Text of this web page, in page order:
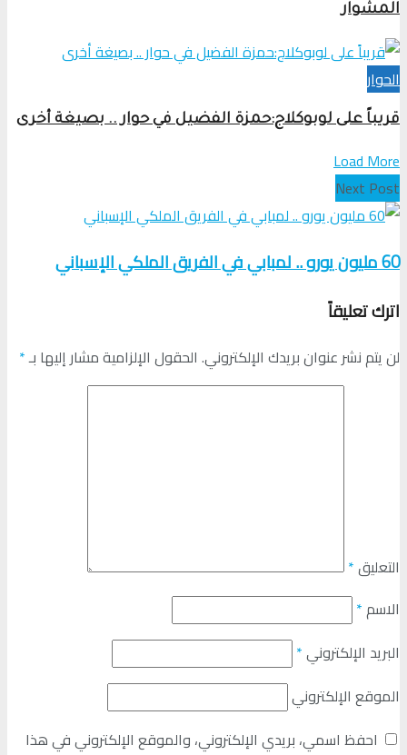
المشوار
الحوار
قريباً على لوبوكلاج:حمزة الفضيل في حوار .. بصيغة أخرى
Load More
Next Post
60 مليون يورو .. لمبابي في الفريق الملكي الإسباني
اترك تعليقاً
لن يتم نشر عنوان بريدك الإلكتروني. الحقول الإلزامية مشار إليها بـ*
التعليق*
الاسم*
البريد الإلكتروني*
الموقع الإلكتروني
احفظ اسمي، بريدي الإلكتروني، والموقع الإلكتروني في هذا